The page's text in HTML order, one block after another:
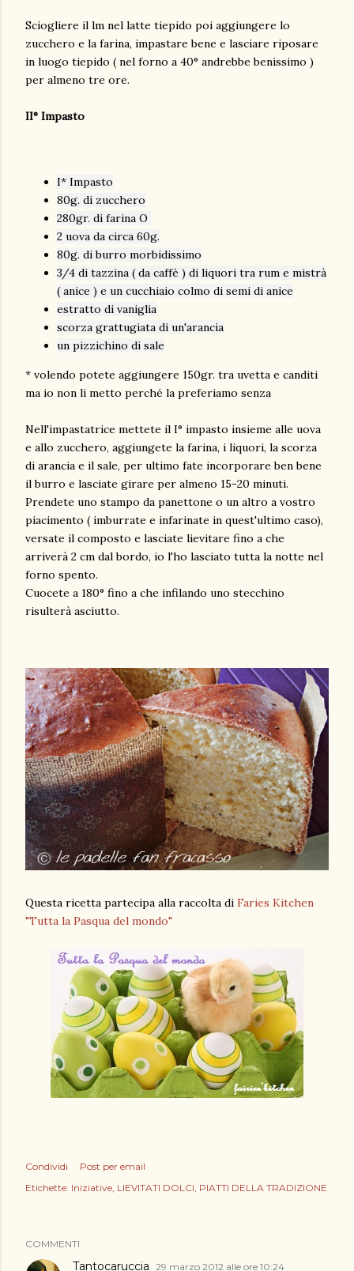
Sciogliere il lm nel latte tiepido poi aggiungere lo
zucchero e la farina, impastare bene e lasciare riposare
in luogo tiepido ( nel forno a 40° andrebbe benissimo )
per almeno tre ore.
II° Impasto
I* Impasto
80g. di zucchero
280gr. di farina O
2 uova da circa 60g.
80g. di burro morbidissimo
3/4 di tazzina ( da caffè ) di liquori tra rum e mistrà
( anice ) e un cucchiaio colmo di semi di anice
estratto di vaniglia
scorza grattugiata di un'arancia
un pizzichino di sale
* volendo potete aggiungere 150gr. tra uvetta e canditi
ma io non li metto perché la preferiamo senza
Nell'impastatrice mettete il I° impasto insieme alle uova
e allo zucchero, aggiungete la farina, i liquori, la scorza
di arancia e il sale, per ultimo fate incorporare ben bene
il burro e lasciate girare per almeno 15-20 minuti.
Prendete uno stampo da panettone o un altro a vostro
piacimento ( imburrate e infarinate in quest'ultimo caso),
versate il composto e lasciate lievitare fino a che
arriverà 2 cm dal bordo, io l'ho lasciato tutta la notte nel
forno spento.
Cuocete a 180° fino a che infilando uno stecchino
risulterà asciutto.
Questa ricetta partecipa alla raccolta di Faries Kitchen
"Tutta la Pasqua del mondo"
Condividi
Post per email
Etichette: Iniziative LIEVITATI DOLCI PIATTI DELLA TRADIZIONE
COMMENTI
Tantocaruccia 29 marzo 2012 alle ore 10:24